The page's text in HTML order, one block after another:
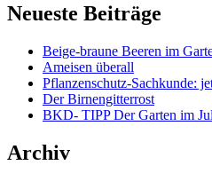
Neueste Beiträge
Beige-braune Beeren im
Ameisen überall
Pflanzenschutz-Sachkunde:
Der Birnengitterrost
BKD- TIPP Der Garten im
Archiv